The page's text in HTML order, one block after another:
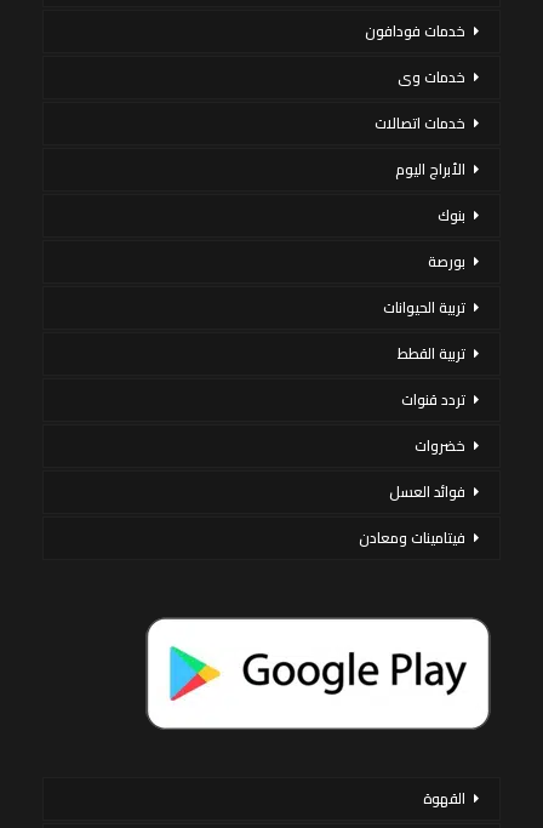
خدمات فودافون
خدمات وى
خدمات اتصالات
الأبراج اليوم
بنوك
بورصة
تربية الحيوانات
تربية القطط
تردد قنوات
خضروات
فوائد العسل
فيتامينات ومعادن
القهوة